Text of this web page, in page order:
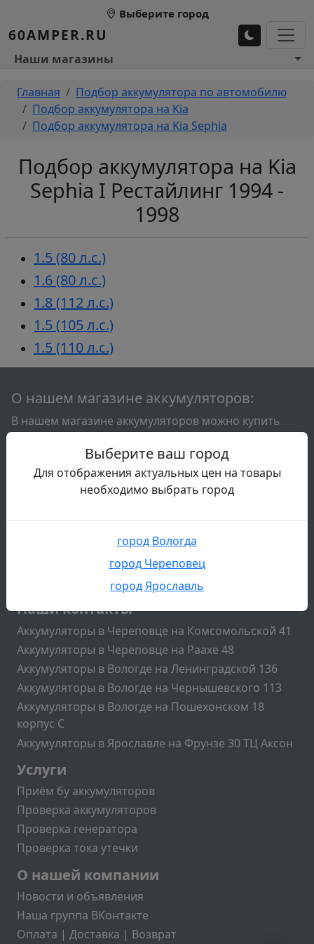
Перейти к основному содержанию
Выберите ваш город
Для отображения актуальных цен на товары
необходимо выбрать город
город Вологда
город Череповец
город Ярославль
Выберите город
60AMPER.RU
Основное меню 1
Наши магазины
Строка навигации
Главная
Подбор аккумулятора по автомобилю
Подбор аккумулятора на Kia
Подбор аккумулятора на Kia Sephia
Подбор аккумулятора на Kia
Sephia I Рестайлинг 1994 -
1998
1.5 (80 л.с.)
1.6 (80 л.с.)
1.8 (112 л.с.)
1.5 (105 л.с.)
1.5 (110 л.с.)
О нашем магазине аккумуляторов:
В нашем магазине аккумуляторов можно купить
работаем с аккумуляторами с 2013 года и знаем об
автомобильных акб практически всё. Стараемся
поддерживать для вас большой выбор
занимаемся диагностикой аккумуляторов и
обслуживанием аккумуляторов. У нас вы можете
сдать свой старый аккумулятор и подобрать новый
акб на свой автомобиль.
Наши контакты
Аккумуляторы в Череповце на Комсомольской 41
Аккумуляторы в Череповце на Раахе 48
Аккумуляторы в Вологде на Ленинградской 136
Аккумуляторы в Вологде на Чернышевского 113
Аккумуляторы в Вологде на Пошехонском 18
корпус C
Аккумуляторы в Ярославле на Фрунзе 30 ТЦ Аксон
Услуги
Приём бу аккумуляторов
Проверка аккумуляторов
Проверка генератора
Проверка тока утечки
Меню учётной записи пользователя
О нашей компании
Новости и объявления
Наша группа ВКонтакте
Оплата | Доставка | Возврат